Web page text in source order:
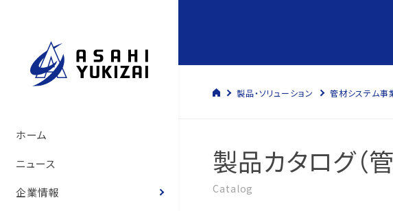
ホーム
ニュース
企業情報
トップメッセージ
旭有機材の事業
樹脂事業
水処理・資源開発事業
会社概要
沿革
管材システム事業
カタログ
図面・取扱説明書
樹脂事業
お客様の声
導入事例
水処理・資源開発事業
お客様の声
経営方針
事業等のリスク
コーポレート・ガバナンス
いて
業績ハイライト
有価証券報告書
経営状況説明資料
株主還元
株主総会
サステナビリティマネジメント
サステナビリティ基本方針
事業と社会課題の関わり
E.環境
気候変動への取り組み
化学物質
人権の尊重
健康経営
製品・ソリューション 管材システム事
製品カタログ（
Catalog